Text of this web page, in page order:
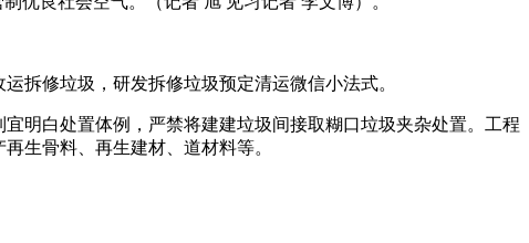
修垃圾，研发拆修垃圾预定清运微信小法式。
白处置体例，严禁将建建垃圾间接取糊口垃圾夹杂处置。工程
生骨料、再生建材、道材料等。